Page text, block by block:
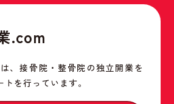
.com
、接骨院・整骨院の独立開業を
を行っています。